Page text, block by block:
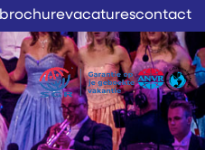
brochurevacaturescontact